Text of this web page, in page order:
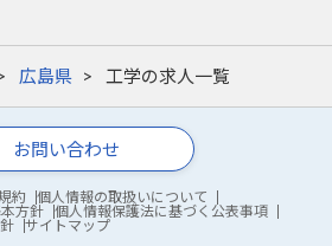
広島県 工学の求人一覧
お問い合わせ
約
個人情報の取扱いについて
方針
個人情報保護法に基づく公表事項
サイトマップ